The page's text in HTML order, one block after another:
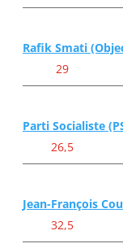
Rafik Smati
29
Parti Socialiste
26,5
Jean-François
32,5